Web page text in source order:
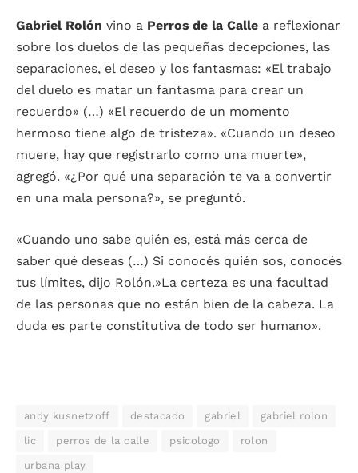
Gabriel Rolón vino a Perros de la Calle a reflexionar
sobre los duelos de las pequeñas decepciones, las
separaciones, el deseo y los fantasmas: «El trabajo
del duelo es matar un fantasma para crear un
recuerdo» (…) «El recuerdo de un momento
hermoso tiene algo de tristeza». «Cuando un deseo
muere, hay que registrarlo como una muerte»,
agregó. «¿Por qué una separación te va a convertir
en una mala persona?», se preguntó.
«Cuando uno sabe quién es, está más cerca de
saber qué deseas (…) Si conocés quién sos, conocés
tus límites, dijo Rolón.»La certeza es una facultad
de las personas que no están bien de la cabeza. La
duda es parte constitutiva de todo ser humano».
andy kusnetzoff destacado gabriel gabriel rolon
lic perros de la calle psicologo rolon
urbana play